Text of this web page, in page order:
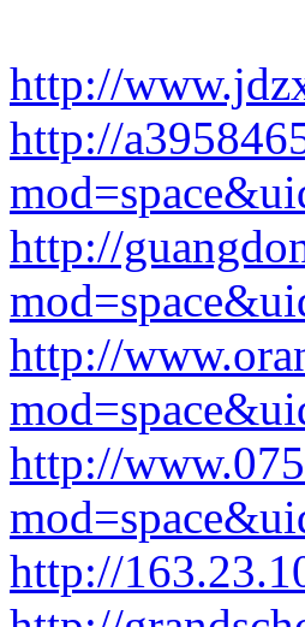
http://
http://
http://
http://
http://
http://